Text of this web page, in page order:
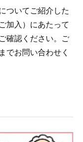
ついてご紹介した
加入）にあたって
確認ください。ご
でお問い合わせく